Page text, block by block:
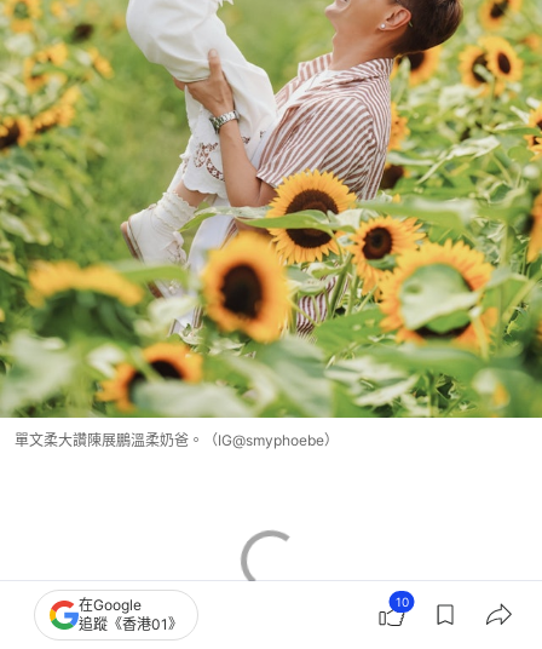
單文柔大讚陳展鵬溫柔奶爸。（IG@smyphoebe）
在Google
追蹤《香港01》
10